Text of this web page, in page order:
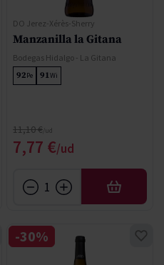
DO Jerez-Xérès-Sherry
Manzanilla la Gitana
Bodegas Hidalgo - La Gitana
92Pe 91Wi
Precio especial
7,77 €
Precio normal
11,10 €
AÑADIR
-30%